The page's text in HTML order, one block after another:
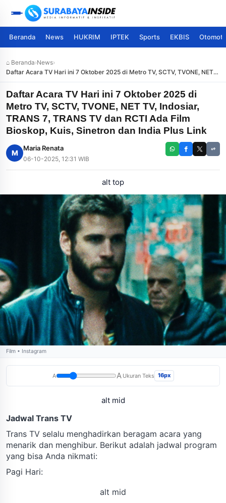
Beranda News HUKRIM IPTEK Sports EKBIS
⌂ Beranda›News›
Daftar Acara TV Hari ini 7 Oktober 2025 di Metro TV, SCTV, TVONE, NET
TV, Indosiar, TRANS 7, TRANS TV dan RCTI Ada Film Bioskop, Kuis,
Sinetron dan India Plus Link
Daftar Acara TV Hari ini 7 Oktober 2025 di
Metro TV, SCTV, TVONE, NET TV, Indosiar,
TRANS 7, TRANS TV dan RCTI Ada Film
Bioskop, Kuis, Sinetron dan India Plus Link
M
Maria Renata
06-10-2025, 12:31 WIB
alt top
Film • Instagram
A A Ukuran Teks 16px
alt mid
Jadwal Trans TV
Trans TV selalu menghadirkan beragam acara yang
menarik dan menghibur. Berikut adalah jadwal program
yang bisa Anda nikmati:
Pagi Hari:
alt mid